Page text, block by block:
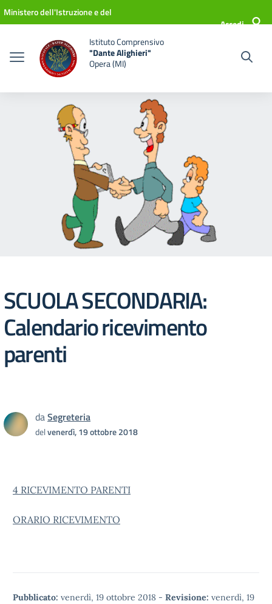
Vai ai contenuti
Vai al menu di navigazione
Vai al footer
Ministero dell'Istruzione e del
Accedi
Istituto Comprensivo
"Dante Alighieri"
Opera (MI)
SCUOLA SECONDARIA:
Calendario ricevimento
parenti
daSegreteria
delvenerdì, 19 ottobre 2018
4 RICEVIMENTO PARENTI
ORARIO RICEVIMENTO
Pubblicato: venerdì, 19 ottobre 2018 - Revisione: venerdì, 19